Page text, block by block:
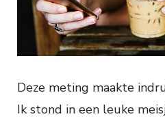
Deze meting maakte
Ik stond in een leuke